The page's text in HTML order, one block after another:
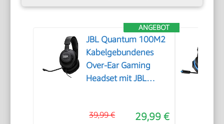
ANGEBOT
JBL Quantum 100M2
Kabelgebundenes
Over-Ear Gaming
Headset mit JBL
Klinke, Multi-
29,99 €
39,99 €